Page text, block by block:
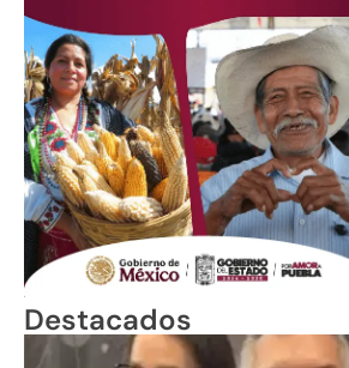
Destacados